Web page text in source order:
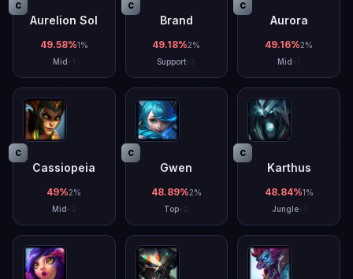
C
Aurelion Sol
49.58%1%
Mid+ 1
C
Brand
49.18%2%
Support+ 2
C
Aurora
49.16%2%
Mid+ 1
C
Cassiopeia
49%2%
Mid+ 2
C
Gwen
48.89%2%
Top+ 2
C
Karthus
48.84%1%
Jungle+ 1